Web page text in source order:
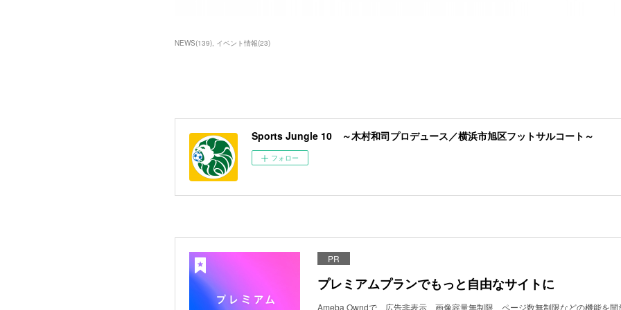
NEWS(139) イベント情報(23)
Sports Jungle 10 ～木村和司プロデュース／横浜市旭区フットサルコート～
フォロー
PR
プレミアムプランでもっと自由なサイトに
Ameba Owndで、広告非表示、画像容量無制限、ページ数無制限などの機能を開